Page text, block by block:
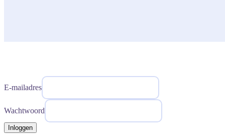
E-mailadres
Wachtwoord
Inloggen